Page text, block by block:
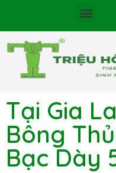
Tại Gia
Bông
Bạc Dày